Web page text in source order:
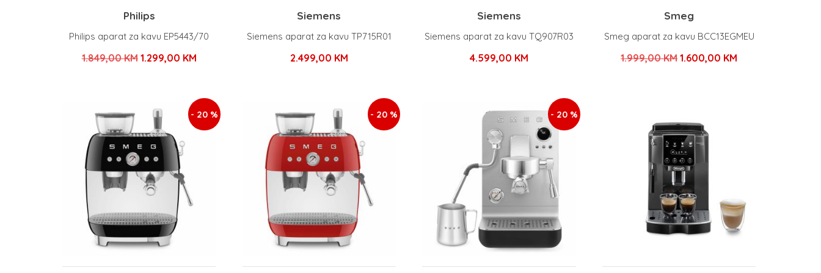
Philips
Philips aparat za kavu EP5443/70
1.849,00KM Izvorna
1.849,00 KM.
1.299,00 KMTrenutna
1.299,00 KM.
Siemens
Siemens aparat za kavu TP715R01
2.499,00 KM
Siemens
Siemens aparat za kavu TQ907R03
4.599,00 KM
Smeg
Smeg aparat za kavu BCC13EGMEU
1.999,00KMIzvorna
1.999,00 KM.
1.600,00 KM
- 20 % - 20 % - 20 %